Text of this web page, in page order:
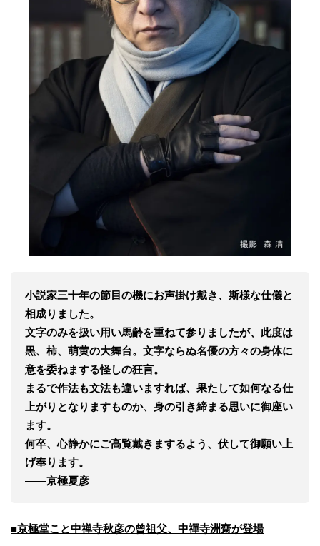
小説家三十年の節目の機にお声掛け戴き、斯様な仕儀と
相成りました。
文字のみを扱い用い馬齢を重ねて参りましたが、此度は
黒、柿、萌黄の大舞台。文字ならぬ名優の方々の身体に
意を委ねまする怪しの狂言。
まるで作法も文法も違いますれば、果たして如何なる仕
上がりとなりますものか、身の引き締まる思いに御座い
ます。
何卒、心静かにご高覧戴きまするよう、伏して御願い上
げ奉ります。
――京極夏彦
■京極堂こと中禅寺秋彦の曾祖父、中禪寺洲齋が登場